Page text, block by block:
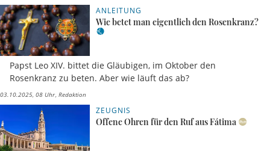
ANLEITUNG
Wie betet man eigentlich den Rosenkranz?
Papst Leo XIV. bittet die Gläubigen, im Oktober den
Rosenkranz zu beten. Aber wie läuft das ab?
03.10.2025, 08 Uhr Redaktion
ZEUGNIS
Offene Ohren für den Ruf aus Fátima